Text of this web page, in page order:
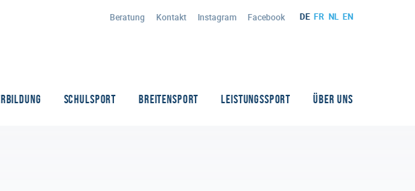
Beratung Kontakt Instagram Facebook DE FR NL EN
SCHULSPORT BREITENSPORT LEISTUNGSSPORT ÜBER UNS